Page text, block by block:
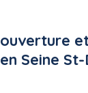
Seine St-